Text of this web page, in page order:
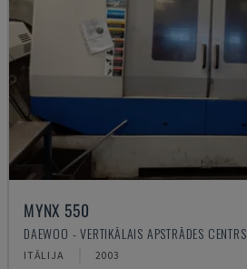
MYNX 550
DAEWOO - VERTIKĀLAIS APSTRĀDES CENTRS
ITĀLIJA 2003